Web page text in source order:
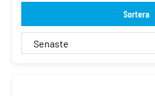
Sortera